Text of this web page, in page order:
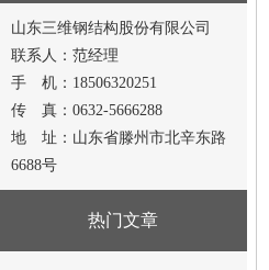
山东三维钢结构股份有限公司
联系人：范经理
手 机：18506320251
传 真：0632-5666288
地 址：山东省滕州市北辛东路
6688号
热门文章